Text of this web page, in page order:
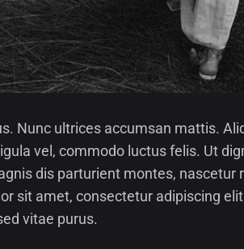
Nunc ultrices accumsan mattis.
vel, commodo luctus felis. Ut
dis parturient montes, nascetur
sit amet, consectetur adipiscing
vitae purus.